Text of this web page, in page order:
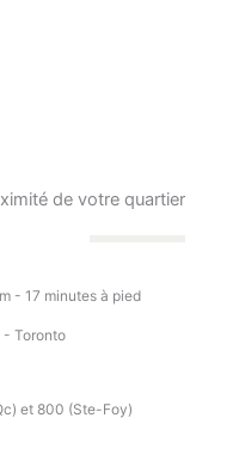
de votre quartier
- 17 minutes à pied
- Toronto
et 800 (Ste-Foy)